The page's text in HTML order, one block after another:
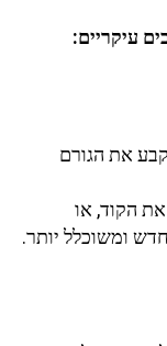
עיקריים:
את הגורם
הקוד, או
ומשוכלל יותר.